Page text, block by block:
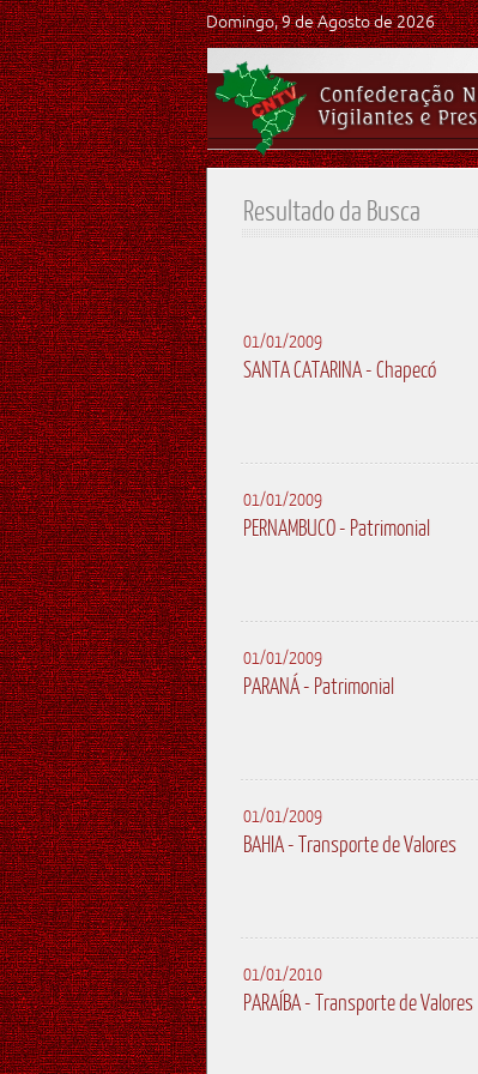
Domingo, 9 de Agosto de 2026
Resultado da Busca
01/01/2009
SANTA CATARINA - Chapecó
01/01/2009
PERNAMBUCO - Patrimonial
01/01/2009
PARANÁ - Patrimonial
01/01/2009
BAHIA - Transporte de Valores
01/01/2010
PARAÍBA - Transporte de Valores